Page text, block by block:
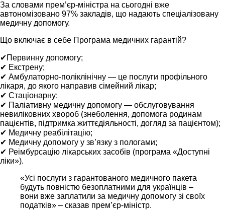
За словами прем’єр-міністра на сьогодні вже
автономізовано 97% закладів, що надають спеціалізовану
медичну допомогу.
Що включає в себе Програма медичних гарантій?
✔Первинну допомогу;
✔ Екстрену;
✔ Амбулаторно-поліклінічну — це послуги профільного
лікаря, до якого направив сімейний лікар;
✔ Стаціонарну;
✔ Паліативну медичну допомогу — обслуговування
невиліковних хвороб (знеболення, допомога родинам
пацієнтів, підтримка життєдіяльності, догляд за пацієнтом);
✔ Медичну реабілітацію;
✔ Медичну допомогу у зв’язку з пологами;
✔ Реімбурсацію лікарських засобів (програма «Доступні
ліки»).
«Усі послуги з гарантованого медичного пакета
будуть повністю безоплатними для українців –
вони вже заплатили за медичну допомогу зі своїх
податків» – сказав прем’єр-міністр.